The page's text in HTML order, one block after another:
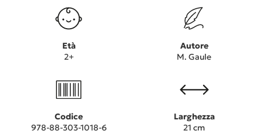
Età
2+
Autore
M. Gaule
Codice
978-88-303-1018-6
Larghezza
21 cm